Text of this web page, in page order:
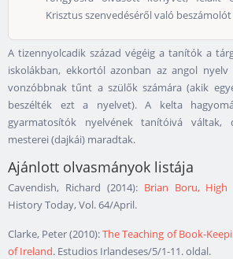
Krisztus szenvedéséről való
A tizennyolcadik század végéig a tanítók a
iskolákban, ekkortól azonban az angol
vonzóbbnak tűnt a szülők számára (akik
beszélték ezt a nyelvet). A kelta
gyarmatosítók nyelvének tanítóivá váltak,
mesterei (dajkái) maradtak.
Ajánlott olvasmányok listája
Cavendish, Richard (2014): Brian Boru,
History Today, Vol. 64/April.
Clarke, Peter (2010):The Teaching of Book-
of Ireland. Estudios Irlandeses/5/1-11. oldal.